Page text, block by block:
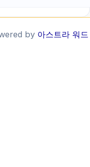
by 아스트라 워드